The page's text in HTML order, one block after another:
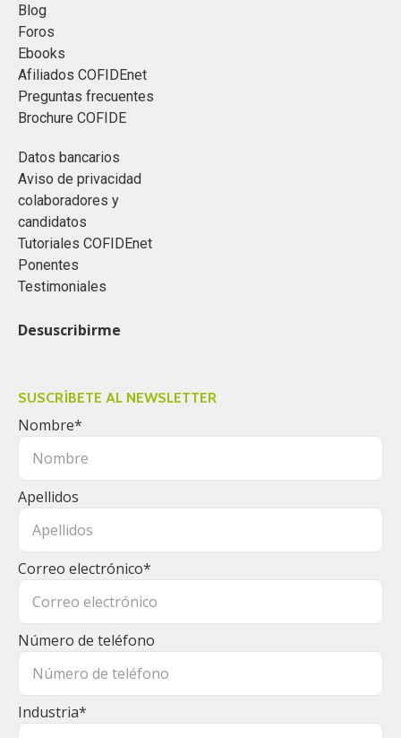
Blog
Foros
Ebooks
Afiliados COFIDEnet
Preguntas frecuentes
Brochure COFIDE
Datos bancarios
Aviso de privacidad
colaboradores y
candidatos
Tutoriales COFIDEnet
Ponentes
Testimoniales
Desuscribirme
SUSCRÍBETE AL NEWSLETTER
Nombre*
Apellidos
Correo electrónico*
Número de teléfono
Industria*